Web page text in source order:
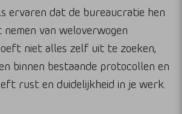
ervaren dat de bureaucratie hen
van weloverwogen
niet alles zelf uit te zoeken,
binnen bestaande protocollen en
rust en duidelijkheid in je werk.